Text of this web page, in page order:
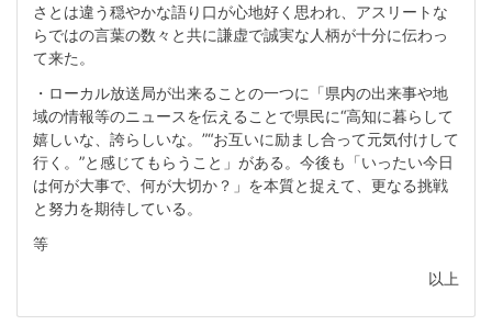
さとは違う穏やかな語り口が心地好く思われ、アスリートな
らではの言葉の数々と共に謙虚で誠実な人柄が十分に伝わっ
て来た。
・ローカル放送局が出来ることの一つに「県内の出来事や地
域の情報等のニュースを伝えることで県民に“高知に暮らして
嬉しいな、誇らしいな。”“お互いに励まし合って元気付けして
行く。”と感じてもらうこと」がある。今後も「いったい今日
は何が大事で、何が大切か？」を本質と捉えて、更なる挑戦
と努力を期待している。
等
以上